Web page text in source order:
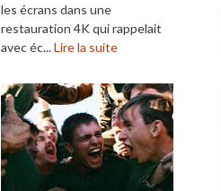
les écrans dans une
restauration 4K qui rappelait
avec éc...Lire la suite